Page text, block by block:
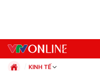
KINH TẾ